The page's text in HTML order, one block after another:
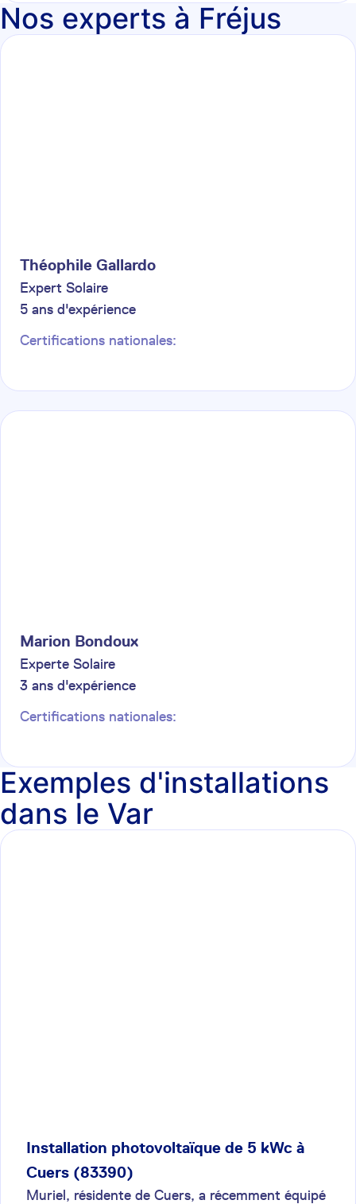
Nos experts à Fréjus
Théophile Gallardo
Expert Solaire
5 ans d'expérience
Certifications nationales:
Marion Bondoux
Experte Solaire
3 ans d'expérience
Certifications nationales:
Exemples d'installations
dans le Var
Installation photovoltaïque de 5 kWc à
Cuers (83390)
Muriel, résidente de Cuers, a récemment équipé